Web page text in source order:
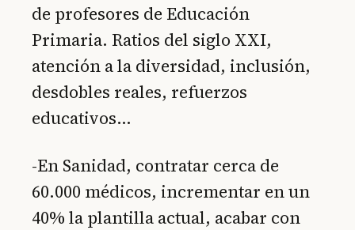
de profesores de Educación
Primaria. Ratios del siglo XXI,
atención a la diversidad, inclusión,
desdobles reales, refuerzos
educativos…
-En Sanidad, contratar cerca de
60.000 médicos, incrementar en un
40% la plantilla actual, acabar con